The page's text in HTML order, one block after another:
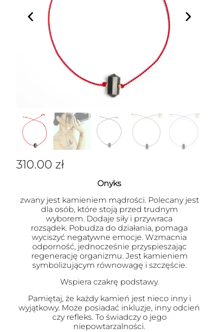
310.00 zł
Onyks
zwany jest kamieniem mądrości. Polecany jest
dla osób, które stoją przed trudnym
wyborem. Dodaje siły i przywraca
rozsądek. Pobudza do działania, pomaga
wyciszyć negatywne emocje. Wzmacnia
odporność, jednocześnie przyspieszając
regenerację organizmu. Jest kamieniem
symbolizującym równowagę i szczęście.
Wspiera czakrę podstawy.
Pamiętaj, że każdy kamień jest nieco inny i
wyjątkowy. Może posiadać inkluzje, inny odcień
czy refleks. To świadczy o jego
niepowtarzalności.